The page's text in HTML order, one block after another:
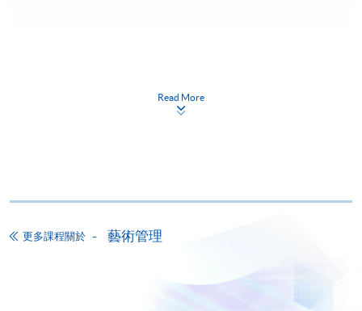
報名辦法
網上報名服務
香港大學專業進修學院提供24小時網上報名及繳費服
務，申請人可通過網上申請個別學歷頒授課程和報讀
Read More
更多課程關於 藝術管理